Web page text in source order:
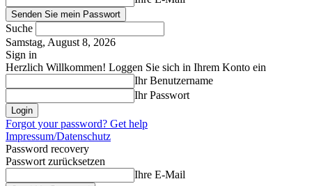
Suche
Samstag, August 8, 2026
Sign in
Herzlich Willkommen! Loggen Sie sich in Ihrem Konto ein
Ihr Benutzername
Ihr Passwort
Forgot your password? Get help
Impressum/Datenschutz
Password recovery
Passwort zurücksetzen
Ihre E-Mail